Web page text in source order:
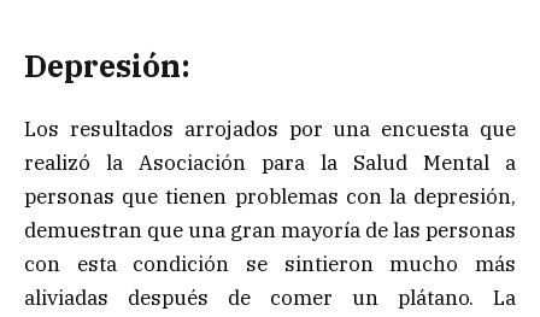
Depresión:
Los resultados arrojados por una encuesta que
realizó la Asociación para la Salud Mental a
personas que tienen problemas con la depresión,
demuestran que una gran mayoría de las personas
con esta condición se sintieron mucho más
aliviadas después de comer un plátano. La